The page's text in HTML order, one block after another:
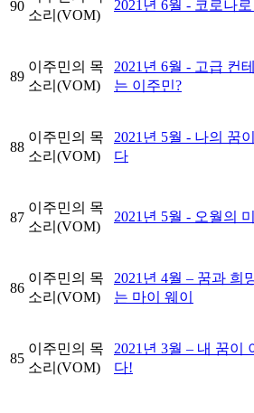
90
소리(VOM)
2021년 6월 - 코로나
89
이주민의 목
소리(VOM)
2021년 6월 - 고급 컨
는 이주민?
88
이주민의 목
소리(VOM)
2021년 5월 - 나의 꿈
다
87
이주민의 목
소리(VOM)
2021년 5월 - 오월의
86
이주민의 목
소리(VOM)
2021년 4월 – 꿈과 희
는 마이 웨이
85
이주민의 목
소리(VOM)
2021년 3월 – 내 꿈이
다!